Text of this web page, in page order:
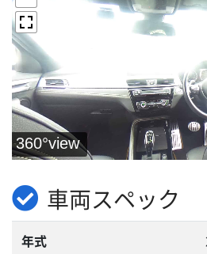
車両スペック
年式